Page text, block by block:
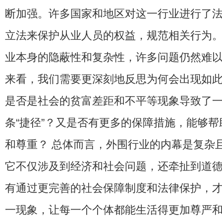
断加强。许多国家和地区对这一行业进行了
立法来保护从业人员的权益，规范相关行为
业本身的隐蔽性和复杂性，许多问题仍然难
来看，我们需要更深刻地反思为何会出现如
是否是社会的贫富差距和不平等现象导致了
条“捷径”？又是否有更多的保障措施，能够
和尊重？ 总体而言，外围行业的内幕是复杂
它不仅涉及到经济和社会问题，还牵扯到道
有通过更完善的社会保障制度和法律保护，
一现象，让每一个个体都能生活得更加尊严